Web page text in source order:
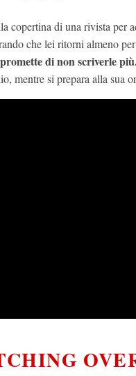
copertina di una rivista per
che lei ritorni almeno
di non scriverle
mentre si prepara alla sua